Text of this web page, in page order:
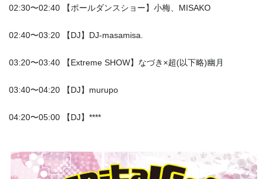
02:30〜02:40 【ポールダンスショー】小梅、MISAKO
02:40〜03:20 【DJ】DJ-masamisa.
03:20〜03:40 【Extreme SHOW】なづき×超(以下略)幽月
03:40〜04:20 【DJ】murupo
04:20〜05:00 【DJ】****